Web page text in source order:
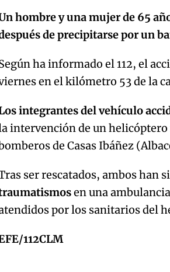
hombre y una mujer de 65
de precipitarse por un
ha informado el 112, el
en el kilómetro 53 de la
integrantes del vehículo
intervención de un
de Casas Ibáñez
ser rescatados, ambos han
en una
por los sanitarios del
112CLM